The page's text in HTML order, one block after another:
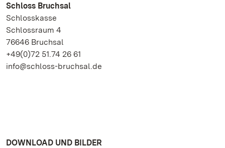
Schloss Bruchsal
Schlosskasse
Schlossraum 4
76646 Bruchsal
+49(0)72 51.74 26 61
info@schloss-bruchsal.de
DOWNLOAD UND BILDER